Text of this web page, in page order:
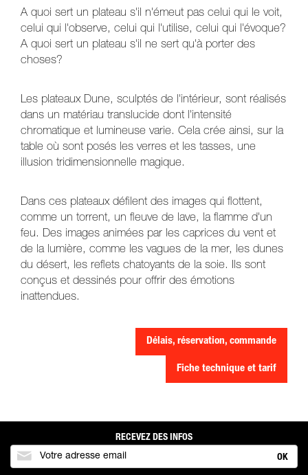
A quoi sert un plateau s'il n'émeut pas celui qui le voit,
celui qui l'observe, celui qui l'utilise, celui qui l'évoque?
A quoi sert un plateau s'il ne sert qu'à porter des
choses?
Les plateaux Dune, sculptés de l'intérieur, sont réalisés
dans un matériau translucide dont l'intensité
chromatique et lumineuse varie. Cela crée ainsi, sur la
table où sont posés les verres et les tasses, une
illusion tridimensionnelle magique.
Dans ces plateaux défilent des images qui flottent,
comme un torrent, un fleuve de lave, la flamme d'un
feu. Des images animées par les caprices du vent et
de la lumière, comme les vagues de la mer, les dunes
du désert, les reflets chatoyants de la soie. Ils sont
conçus et dessinés pour offrir des émotions
inattendues.
Délais, réservation, commande
Fiche technique et tarif
RECEVEZ DES INFOS
OK